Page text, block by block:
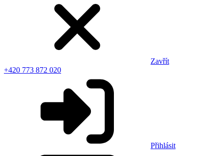
Zavřít
+420 773 872 020
Přihlásit